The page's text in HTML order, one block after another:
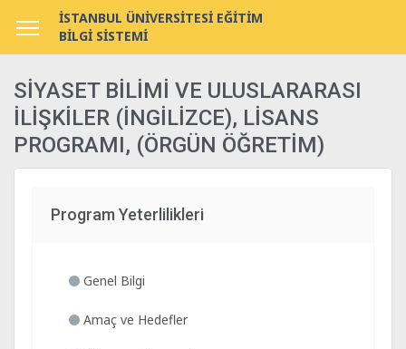
İSTANBUL ÜNİVERSİTESİ EĞİTİM
BİLGİ SİSTEMİ
SİYASET BİLİMİ VE ULUSLARARASI
İLİŞKİLER (İNGİLİZCE), LİSANS
PROGRAMI, (ÖRGÜN ÖĞRETİM)
Program Yeterlilikleri
Genel Bilgi
Amaç ve Hedefler